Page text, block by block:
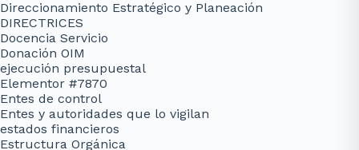
Direccionamiento Estratégico y Planeación
DIRECTRICES
Docencia Servicio
Donación OIM
ejecución presupuestal
Elementor #7870
Entes de control
Entes y autoridades que lo vigilan
estados financieros
Estructura Orgánica